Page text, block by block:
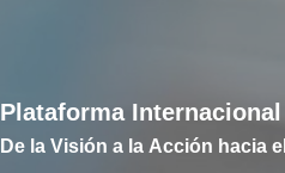
Plataforma
De la Visión a la Acción hacia